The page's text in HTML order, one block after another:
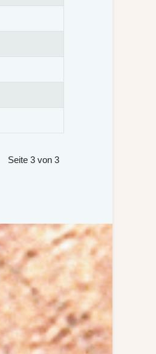
Seite 3 von 3